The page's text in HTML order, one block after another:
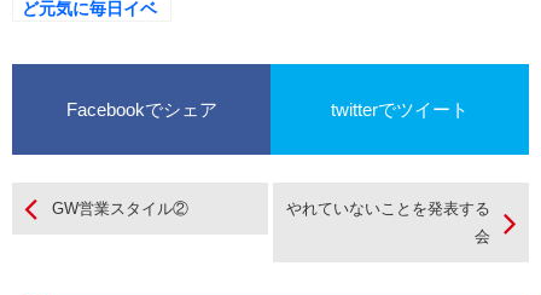
ど元気に毎日イベ
Facebookでシェア twitterでツイート
GW営業スタイル②
やれていないことを発表する
会